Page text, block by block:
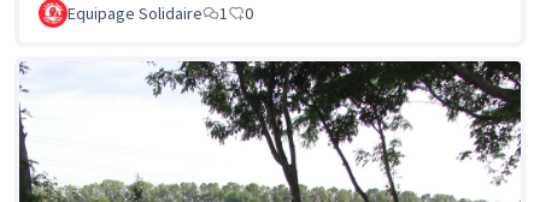
Equipage Solidaire 1 0